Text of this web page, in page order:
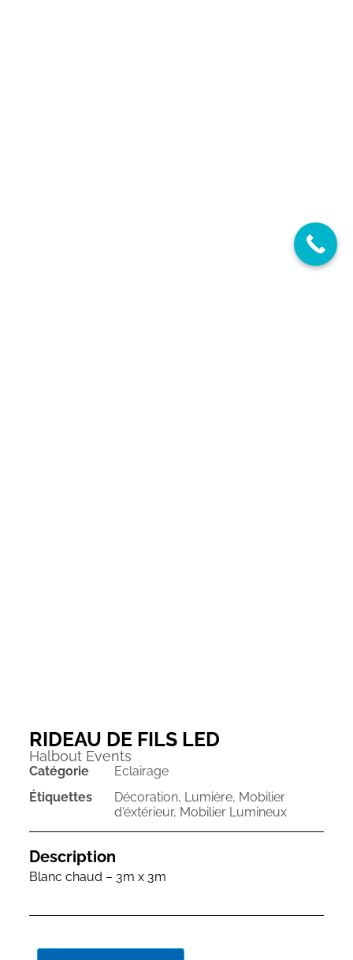
RIDEAU DE FILS LED
Halbout Events
Catégorie
Eclairage
Étiquettes
Décoration, Lumière, Mobilier
d'éxtérieur, Mobilier Lumineux
Description
Blanc chaud – 3m x 3m